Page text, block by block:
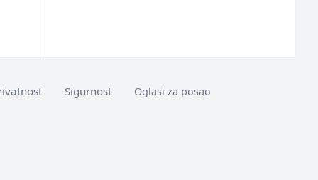
Sigurnost Oglasi za posao